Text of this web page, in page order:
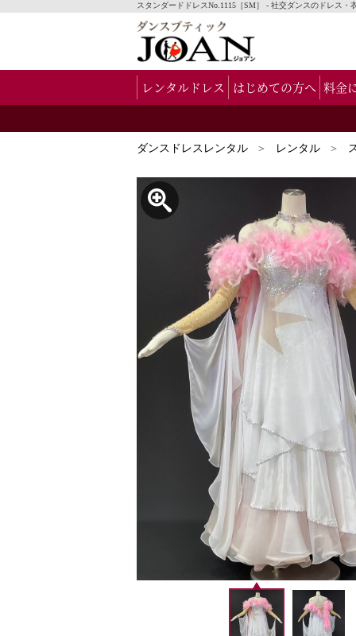
スタンダードドレスNo.1115［SM］ - 社交ダンスのドレス
レンタルドレス はじめての方へ 料金
ダンスドレスレンタル レンタル